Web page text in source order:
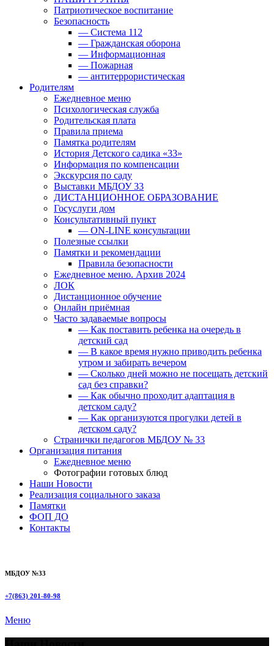
Патриотическое воспитание
Безопасность
— Система 112
— Гражданская оборона
— Информационная
— Пожарная
— антитеррористическая
Родителям
Ежедневное меню
Психологическая служба
Родительская плата
Правила приема
Памятка родителям
История Детского садика «33»
Информация по компенсации
Экскурсия по саду
Выставки МБДОУ 33
ДИСТАНЦИОННОЕ ОБРАЗОВАНИЕ
Госуслуги дом
Консультативный пункт
— ON-LINE консультации
Полезные ссылки
Памятки и рекомендации
Правила безопасности
Ежедневное меню. Архив 2024
ЛОК
Дистанционное обучение
Онлайн приёмная
Часто задаваемые вопросы
— Как поставить ребенка на очередь в
детский сад
— В какое время нужно приводить ребенка
утром и забирать вечером
— Сколько дней можно не посещать детский
сад без справки?
— Как обычно проходит адаптация в
детском саду?
— Как организуются прогулки детей в
детском саду?
Странички педагогов МБДОУ № 33
Организация питания
Ежедневное меню
Фотографии готовых блюд
Наши Новости
Реализация социального заказа
Памятки
ФОП ДО
Контакты
МБДОУ №33
+7(863) 201-80-98
Меню